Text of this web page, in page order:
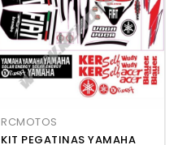
personalización.
RCMOTOS
KIT PEGATINAS YAMAHA